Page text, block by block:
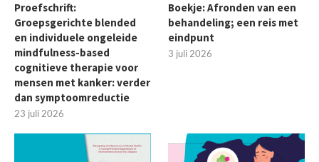
Proefschrift:
Groepsgerichte blended
en individuele ongeleide
mindfulness-based
cognitieve therapie voor
mensen met kanker: verder
dan symptoomreductie
23 juli 2026
Boekje: Afronden van een
behandeling; een reis met
eindpunt
3 juli 2026